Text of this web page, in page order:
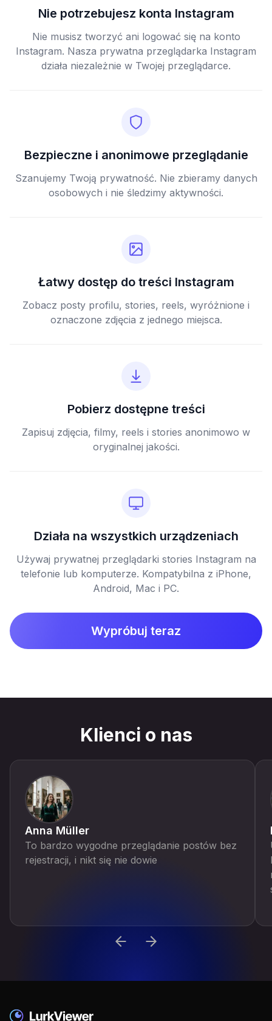
Nie potrzebujesz konta Instagram
Nie musisz tworzyć ani logować się na konto
Instagram. Nasza prywatna przeglądarka Instagram
działa niezależnie w Twojej przeglądarce.
Bezpieczne i anonimowe przeglądanie
Szanujemy Twoją prywatność. Nie zbieramy danych
osobowych i nie śledzimy aktywności.
Łatwy dostęp do treści Instagram
Zobacz posty profilu, stories, reels, wyróżnione i
oznaczone zdjęcia z jednego miejsca.
Pobierz dostępne treści
Zapisuj zdjęcia, filmy, reels i stories anonimowo w
oryginalnej jakości.
Działa na wszystkich urządzeniach
Używaj prywatnej przeglądarki stories Instagram na
telefonie lub komputerze. Kompatybilna z iPhone,
Android, Mac i PC.
Wypróbuj teraz
Klienci o nas
Anna Müller
To bardzo wygodne przeglądanie postów bez
rejestracji, i nikt się nie dowie